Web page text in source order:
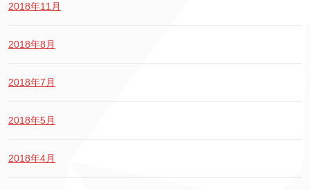
2018年11月
2018年8月
2018年7月
2018年5月
2018年4月